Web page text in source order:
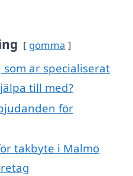
gömma
är specialiserat
till med?
för
takbyte i Malmö